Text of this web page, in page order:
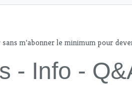
m'abonner le minimum pour
- Info -